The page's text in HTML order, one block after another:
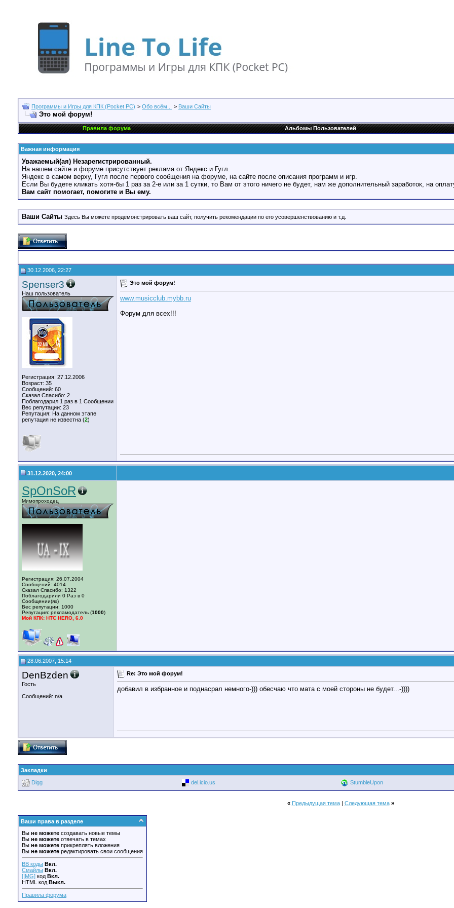
Программы и Игры для КПК (Pocket PC) > Обо всём... > Ваши Сайты
Это мой форум!
Правила форума Альбомы Пользователей
Важная информация
Уважаемый(ая) Незарегистрированный.
На нашем сайте и форуме присутствует реклама от Яндекс и Гугл.
Яндекс в самом верху, Гугл после первого сообщения на форуме, на сайте после описания программ и игр.
Если Вы будете кликать хотя-бы 1 раз за 2-е или за 1 сутки, то Вам от этого ничего не будет, нам же дополнительный заработок, на
Вам сайт помогает, помогите и Вы ему.
Ваши Сайты Здесь Вы можете продемонстрировать ваш сайт, получить рекомендации по его усовершенствованию и т.д.
30.12.2006, 22:27
Spenser3
Наш пользователь
Регистрация: 27.12.2006
Возраст: 35
Сообщений: 60
Сказал Спасибо: 2
Поблагодарил 1 раз в 1 Сообщении
Вес репутации: 23
Репутация: На данном этапе
репутация не известна (2)
Это мой форум!
www.musicclub.mybb.ru
Форум для всех!!!
31.12.2020, 24:00
SpOnSoR
Мимопроходец
Регистрация: 26.07.2004
Сообщений: 4014
Сказал Спасибо: 1322
Поблагодарили 0 Раз в 0
Сообщении(ях)
Вес репутации: 1000
Репутация: рекламодатель (1000)
Мой КПК: HTC HERO, 6.0
28.06.2007, 15:14
DenBzden
Гость
Сообщений: n/a
Re: Это мой форум!
добавил в избранное и поднасрал немного-))) обесчаю что мата с моей стороны не будет...-))))
Закладки
Digg
del.icio.us StumbleUpon
« Предыдущая тема| Следующая тема »
Ваши права в разделе
Вы не можете создавать новые темы
Вы не можете отвечать в темах
Вы не можете прикреплять вложения
Вы не можете редактировать свои сообщения
BB коды Вкл.
Смайлы Вкл.
[IMG] код Вкл.
HTML код Выкл.
Правила форума